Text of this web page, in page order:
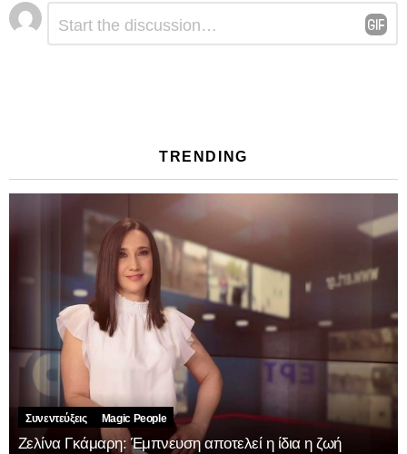
Αφήστε
μια
απάντηση
TRENDING
Συνεντεύξεις Magic People
Ζελίνα Γκάμαρη: Έμπνευση αποτελεί η ίδια η ζωή